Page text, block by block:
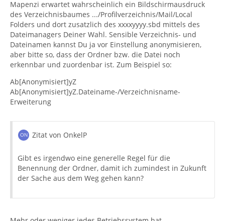
Mapenzi erwartet wahrscheinlich ein Bildschirmausdruck
des Verzeichnisbaumes .../Profilverzeichnis/Mail/Local
Folders und dort zusatzlich des xxxxyyyy.sbd mittels des
Dateimanagers Deiner Wahl. Sensible Verzeichnis- und
Dateinamen kannst Du ja vor Einstellung anonymisieren,
aber bitte so, dass der Ordner bzw. die Datei noch
erkennbar und zuordenbar ist. Zum Beispiel so:
Ab[Anonymisiert]yZ
Ab[Anonymisiert]yZ.Dateiname-/Verzeichnisname-
Erweiterung
Zitat von OnkelP
Gibt es irgendwo eine generelle Regel für die
Benennung der Ordner, damit ich zumindest in Zukunft
der Sache aus dem Weg gehen kann?